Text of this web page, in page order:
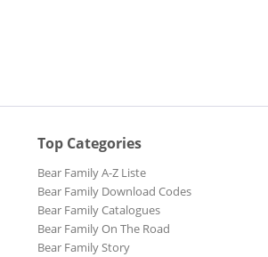
Top Categories
Bear Family A-Z Liste
Bear Family Download Codes
Bear Family Catalogues
Bear Family On The Road
Bear Family Story